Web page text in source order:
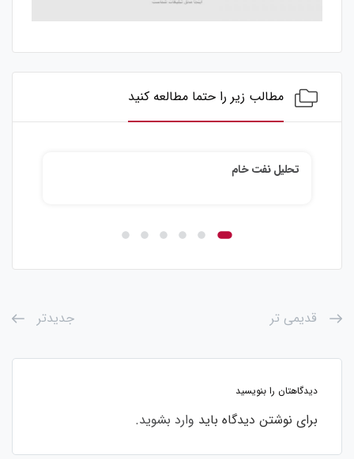
مطالب زیر را حتما مطالعه کنید
تحلیل نفت خام
قدیمی تر جدیدتر
دیدگاهتان را بنویسید
برای نوشتن دیدگاه باید وارد بشوید.